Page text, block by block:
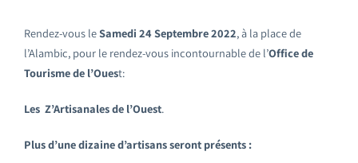
Rendez-vous leSamedi 24 Septembre 2022, à la place de
l’Alambic, pour le rendez-vous incontournable de l’Office de
Tourisme de l’Ouest:
Les Z’Artisanales de l’Ouest.
Plus d’une dizaine d’artisans seront présents :